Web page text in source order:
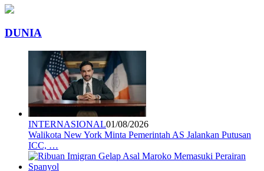
DUNIA
INTERNASIONAL01/08/2026
Walikota New York Minta Pemerintah AS Jalankan Putusan
ICC, …